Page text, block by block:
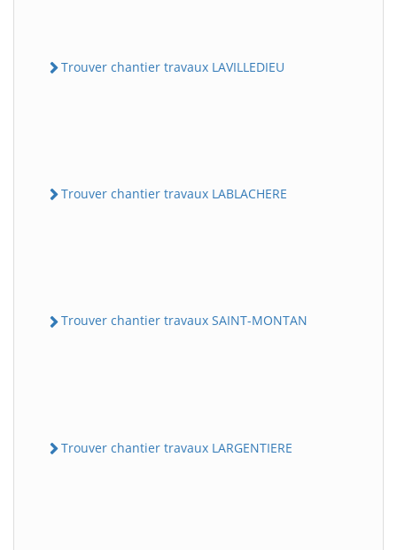
Trouver chantier travaux LAVILLEDIEU
Trouver chantier travaux LABLACHERE
Trouver chantier travaux SAINT-MONTAN
Trouver chantier travaux LARGENTIERE